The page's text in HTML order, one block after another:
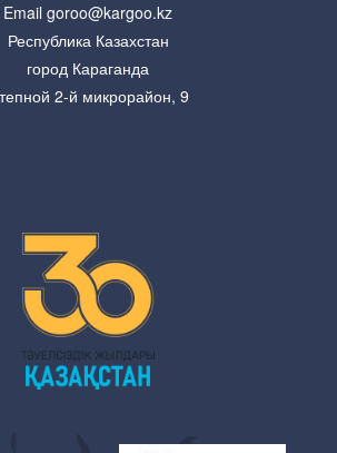
Email goroo@kargoo.kz
Республика Казахстан
город Караганда
2-й микрорайон, 9